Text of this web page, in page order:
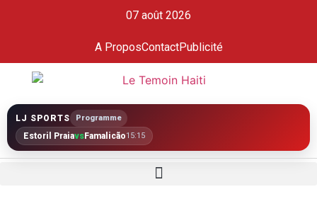
07 août 2026
A ProposContactPublicité
LJ SPORTS Programme
Estoril PraiavsFamalicão15:15